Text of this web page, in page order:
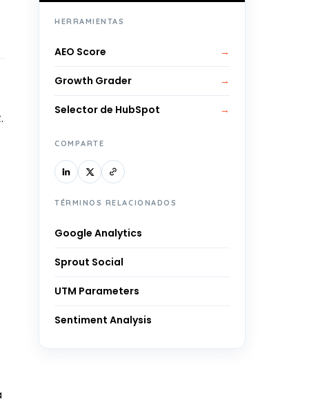
HERRAMIENTAS
AEO Score →
Growth Grader →
Selector de HubSpot →
COMPARTE
TÉRMINOS RELACIONADOS
Google Analytics
Sprout Social
UTM Parameters
Sentiment Analysis